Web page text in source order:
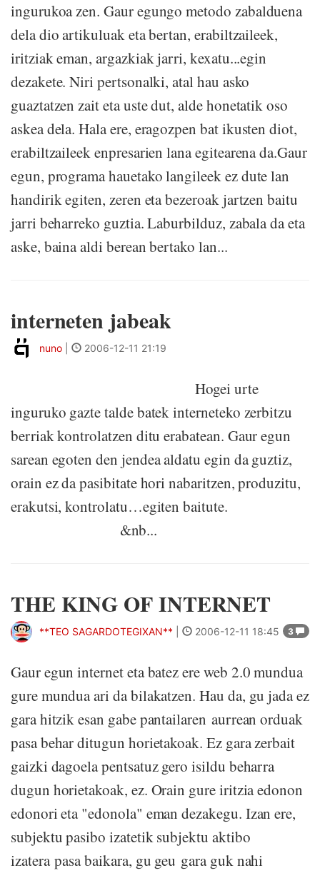
ingurukoa zen. Gaur egungo metodo zabalduena
dela dio artikuluak eta bertan, erabiltzaileek,
iritziak eman, argazkiak jarri, kexatu...egin
dezakete. Niri pertsonalki, atal hau asko
guaztatzen zait eta uste dut, alde honetatik oso
askea dela. Hala ere, eragozpen bat ikusten diot,
erabiltzaileek enpresarien lana egitearena da.Gaur
egun, programa hauetako langileek ez dute lan
handirik egiten, zeren eta bezeroak jartzen baitu
jarri beharreko guztia. Laburbilduz, zabala da eta
aske, baina aldi berean bertako lan...
interneten jabeak
nuno 2006-12-11 21:19
Hogei urte
inguruko gazte talde batek interneteko zerbitzu
berriak kontrolatzen ditu erabatean. Gaur egun
sarean egoten den jendea aldatu egin da guztiz,
orain ez da pasibitate hori nabaritzen, produzitu,
erakutsi, kontrolatu…egiten baitute.
&nb...
THE KING OF INTERNET
3
**TEO SAGARDOTEGIXAN** 2006-12-11 18:45
Gaur egun internet eta batez ere web 2.0 mundua
gure mundua ari da bilakatzen. Hau da, gu jada ez
gara hitzik esan gabe pantailaren aurrean orduak
pasa behar ditugun horietakoak. Ez gara zerbait
gaizki dagoela pentsatuz gero isildu beharra
dugun horietakoak, ez. Orain gure iritzia edonon
edonori eta "edonola" eman dezakegu. Izan ere,
subjektu pasibo izatetik subjektu aktibo
izatera pasa baikara, gu geu gara guk nahi